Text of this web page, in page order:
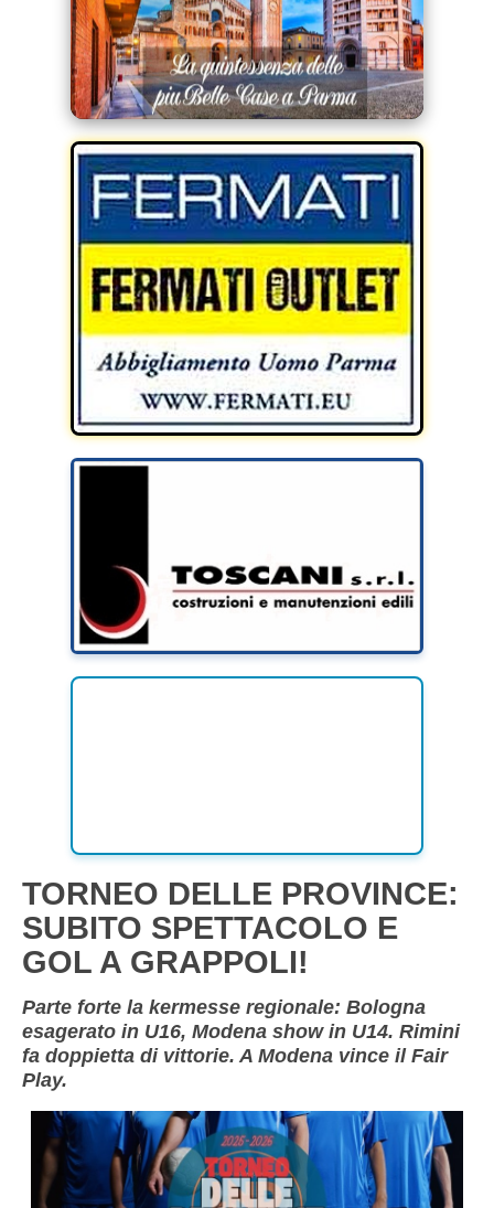
TORNEO DELLE PROVINCE:
SUBITO SPETTACOLO E
GOL A GRAPPOLI!
Parte forte la kermesse regionale: Bologna
esagerato in U16, Modena show in U14. Rimini
fa doppietta di vittorie. A Modena vince il Fair
Play.